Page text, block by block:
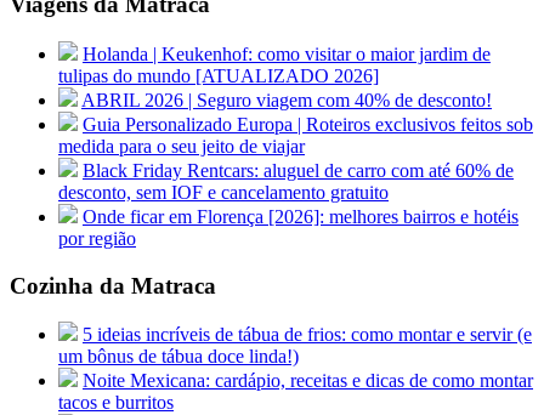
Holanda | Keukenhof: como visitar o maior jardim de
tulipas do mundo [ATUALIZADO 2026]
ABRIL 2026 | Seguro viagem com 40% de desconto!
Guia Personalizado Europa | Roteiros exclusivos feitos sob
medida para o seu jeito de viajar
Black Friday Rentcars: aluguel de carro com até 60% de
desconto, sem IOF e cancelamento gratuito
Onde ficar em Florença [2026]: melhores bairros e hotéis
por região
Cozinha da Matraca
5 ideias incríveis de tábua de frios: como montar e servir (e
um bônus de tábua doce linda!)
Noite Mexicana: cardápio, receitas e dicas de como montar
tacos e burritos